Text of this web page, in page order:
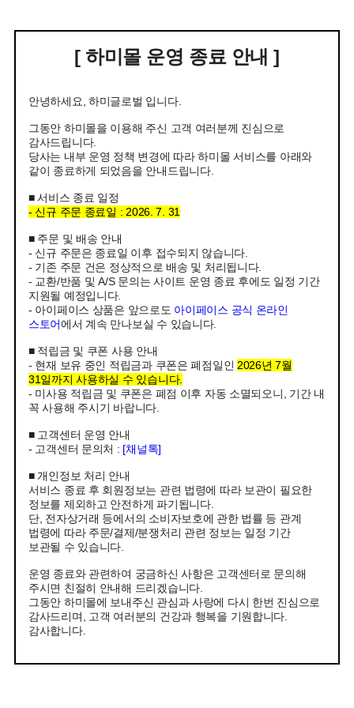
[ 하미몰 운영 종료 안내 ]
안녕하세요, 하미글로벌 입니다.
그동안 하미몰을 이용해 주신 고객 여러분께 진심으로
감사드립니다.
당사는 내부 운영 정책 변경에 따라 하미몰 서비스를 아래와
같이 종료하게 되었음을 안내드립니다.
■ 서비스 종료 일정
- 신규 주문 종료일 : 2026. 7. 31
■ 주문 및 배송 안내
- 신규 주문은 종료일 이후 접수되지 않습니다.
- 기존 주문 건은 정상적으로 배송 및 처리됩니다.
- 교환/반품 및 A/S 문의는 사이트 운영 종료 후에도 일정 기간
지원될 예정입니다.
- 아이페이스 상품은 앞으로도 아이페이스 공식 온라인
스토어에서 계속 만나보실 수 있습니다.
■ 적립금 및 쿠폰 사용 안내
- 현재 보유 중인 적립금과 쿠폰은 폐점일인 2026년 7월
31일까지 사용하실 수 있습니다.
- 미사용 적립금 및 쿠폰은 폐점 이후 자동 소멸되오니, 기간 내
꼭 사용해 주시기 바랍니다.
■ 고객센터 운영 안내
- 고객센터 문의처 : [채널톡]
■ 개인정보 처리 안내
서비스 종료 후 회원정보는 관련 법령에 따라 보관이 필요한
정보를 제외하고 안전하게 파기됩니다.
단, 전자상거래 등에서의 소비자보호에 관한 법률 등 관계
법령에 따라 주문/결제/분쟁처리 관련 정보는 일정 기간
보관될 수 있습니다.
운영 종료와 관련하여 궁금하신 사항은 고객센터로 문의해
주시면 친절히 안내해 드리겠습니다.
그동안 하미몰에 보내주신 관심과 사랑에 다시 한번 진심으로
감사드리며, 고객 여러분의 건강과 행복을 기원합니다.
감사합니다.